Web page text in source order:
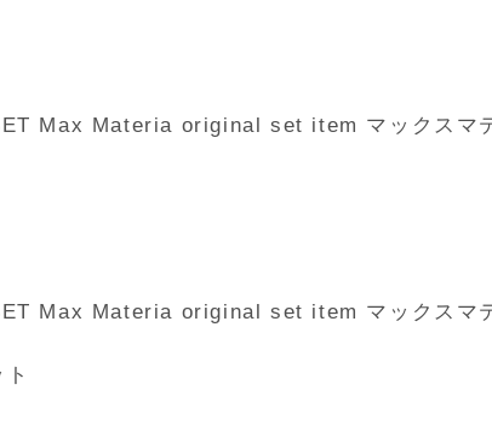
Max Materia original set item マックスマ
Max Materia original set item マックスマ